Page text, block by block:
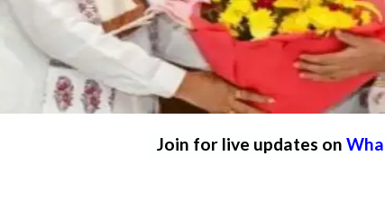
Join for live updates on